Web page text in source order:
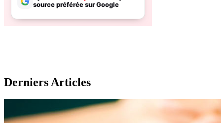
Derniers Articles